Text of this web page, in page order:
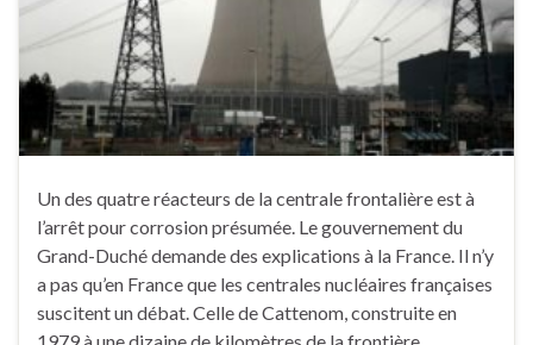
Un des quatre réacteurs de la centrale frontalière est à
l’arrêt pour corrosion présumée. Le gouvernement du
Grand-Duché demande des explications à la France. Il n’y
a pas qu’en France que les centrales nucléaires françaises
suscitent un débat. Celle de Cattenom, construite en